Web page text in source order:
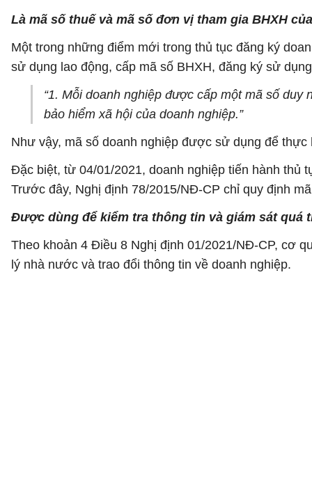
Là mã số thuế và mã số đơn vị tham gia BHXH
Một trong những điểm mới trong thủ tục đăng ký
sử dụng lao động, cấp mã số BHXH, đăng ký sử
“1. Mỗi doanh nghiệp được cấp một mã số
bảo hiểm xã hội của doanh nghiệp.”
Như vậy, mã số doanh nghiệp được sử dụng để
Đặc biệt, từ 04/01/2021, doanh nghiệp tiến hành thủ
Trước đây, Nghị định 78/2015/NĐ-CP chỉ quy định
Được dùng để kiểm tra thông tin và giám sát quá
Theo khoản 4 Điều 8 Nghị định 01/2021/NĐ-CP, cơ
lý nhà nước và trao đổi thông tin về doanh nghiệp.